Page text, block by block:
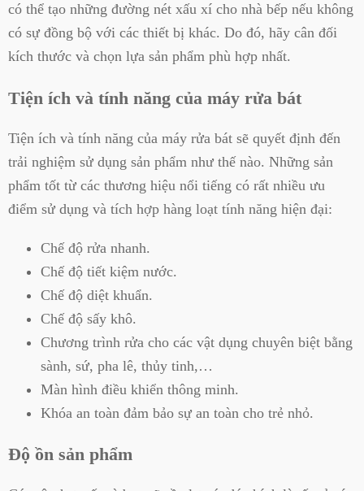
có thể tạo những đường nét xấu xí cho nhà bếp nếu không
có sự đồng bộ với các thiết bị khác. Do đó, hãy cân đối
kích thước và chọn lựa sản phẩm phù hợp nhất.
Tiện ích và tính năng của máy rửa bát
Tiện ích và tính năng của máy rửa bát sẽ quyết định đến
trải nghiệm sử dụng sản phẩm như thế nào. Những sản
phẩm tốt từ các thương hiệu nổi tiếng có rất nhiều ưu
điểm sử dụng và tích hợp hàng loạt tính năng hiện đại:
Chế độ rửa nhanh.
Chế độ tiết kiệm nước.
Chế độ diệt khuẩn.
Chế độ sấy khô.
Chương trình rửa cho các vật dụng chuyên biệt bằng
sành, sứ, pha lê, thủy tinh,…
Màn hình điều khiển thông minh.
Khóa an toàn đảm bảo sự an toàn cho trẻ nhỏ.
Độ ồn sản phẩm